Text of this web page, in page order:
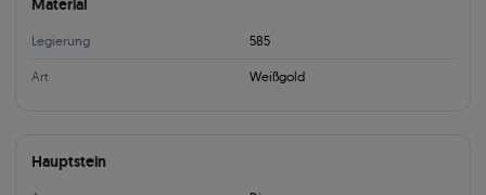
Legierung 585
Art Weißgold
Hauptstein